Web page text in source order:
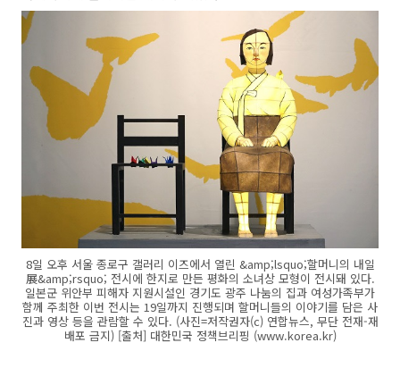
8일 오후 서울 종로구 갤러리 이즈에서 열린 &amp;lsquo;할머니의 내일
展&amp;rsquo; 전시에 한지로 만든 평화의 소녀상 모형이 전시돼 있다.
일본군 위안부 피해자 지원시설인 경기도 광주 나눔의 집과 여성가족부가
함께 주최한 이번 전시는 19일까지 진행되며 할머니들의 이야기를 담은 사
진과 영상 등을 관람할 수 있다. (사진=저작권자(c) 연합뉴스, 무단 전재-재
배포 금지) [출처] 대한민국 정책브리핑 (www.korea.kr)